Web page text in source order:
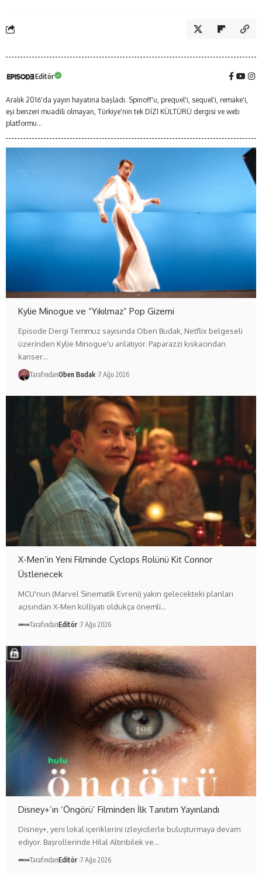
Editör
Aralık 2016'da yayın hayatına başladı. Spinoff'u, prequel'i, sequel'i, remake'i,
eşi benzeri muadili olmayan, Türkiye'nin tek DİZİ KÜLTÜRÜ dergisi ve web
platformu...
Kylie Minogue ve “Yıkılmaz” Pop Gizemi
Episode Dergi Temmuz sayısında Oben Budak, Netflix belgeseli
üzerinden Kylie Minogue'u anlatıyor. Paparazzi kıskacından
kanser…
TarafındanOben Budak 7 Ağu 2026
X-Men’in Yeni Filminde Cyclops Rolünü Kit Connor
Üstlenecek
MCU'nun (Marvel Sinematik Evreni) yakın gelecekteki planları
açısından X-Men külliyatı oldukça önemli…
TarafındanEditör 7 Ağu 2026
Disney+’ın ‘Öngörü’ Filminden İlk Tanıtım Yayınlandı
Disney+, yeni lokal içeriklerini izleyicilerle buluşturmaya devam
ediyor. Başrollerinde Hilal Altınbilek ve…
TarafındanEditör 7 Ağu 2026